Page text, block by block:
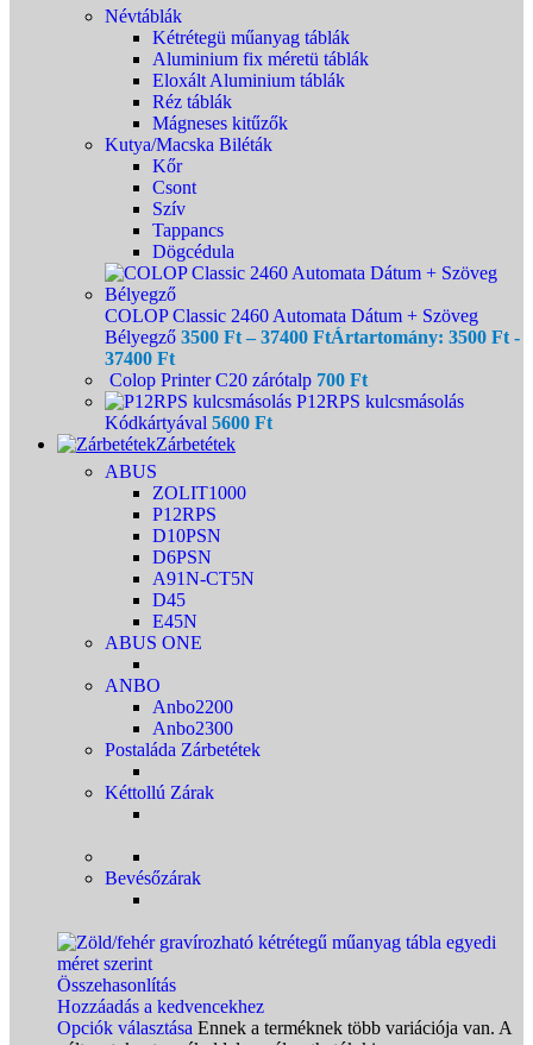
Névtáblák
Kétrétegü műanyag táblák
Aluminium fix méretü táblák
Eloxált Aluminium táblák
Réz táblák
Mágneses kitűzők
Kutya/Macska Biléták
Kőr
Csont
Szív
Tappancs
Dögcédula
COLOP Classic 2460 Automata Dátum + Szöveg
Bélyegző 3500 Ft – 37400 FtÁrtartomány: 3500 Ft -
37400 Ft
Colop Printer C20 zárótalp 700 Ft
P12RPS kulcsmásolás
Kódkártyával 5600 Ft
Zárbetétek
ABUS
ZOLIT1000
P12RPS
D10PSN
D6PSN
A91N-CT5N
D45
E45N
ABUS ONE
ANBO
Anbo2200
Anbo2300
Postaláda Zárbetétek
Kéttollú Zárak
Bevésőzárak
Összehasonlítás
Hozzáadás a kedvencekhez
Opciók választása Ennek a terméknek több variációja van. A